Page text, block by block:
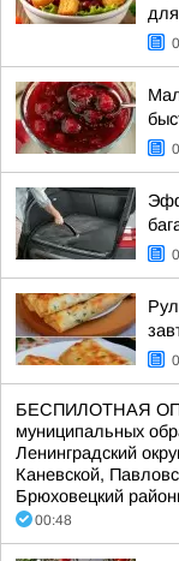
БЕСПИЛОТНАЯ
муниципальных
Ленинградский
Каневской,
Брюховецкий
00:48